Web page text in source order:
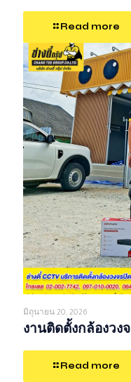
Read more
มิถุนายน 20, 2026
งานติดตั้งกล้องวง
Read more